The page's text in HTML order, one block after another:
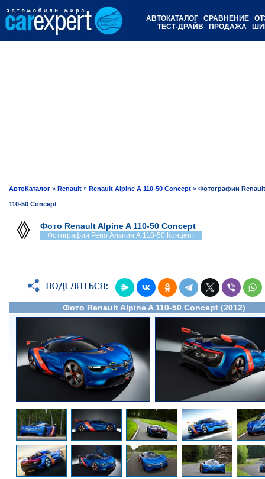
АВТОКАТАЛОГ СРАВНЕНИЕ
ТЕСТ-ДРАЙВ
ПРОДАЖА
АвтоКаталог » Renault » Renault Alpine A 110-50 Concept » Фотографии
110-50 Concept
Фото Renault Alpine A 110-50 Concept
Фотографии Рено Альпин А 110-50 Концепт
Фото Renault Alpine A 110-50 Concept (2012)